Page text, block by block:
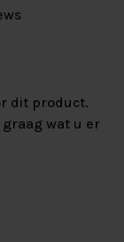
dit product.
wat u er